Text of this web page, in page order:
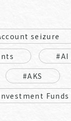
seizure
#AI
#AKS
Funds